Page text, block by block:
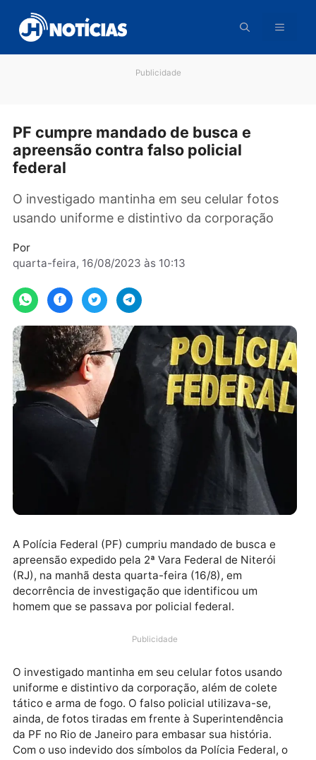
para
conteúdo
PF cumpre mandado de busca e
apreensão contra falso policial
O investigado mantinha em seu celular fotos
usando uniforme e distintivo da corporação
quarta-feira, 16/08/2023 às 10:13
A Polícia Federal (PF) cumpriu mandado de busca e
(RJ), na manhã desta quarta-feira (16/8), em
homem que se passava por policial federal.
Publicidade
O investigado mantinha em seu celular fotos usando